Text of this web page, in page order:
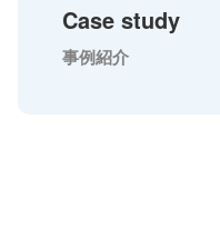
Case study
事例紹介